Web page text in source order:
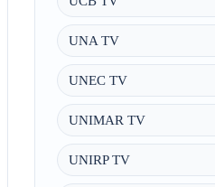
UNA TV
UNEC TV
UNIMAR TV
UNIRP TV